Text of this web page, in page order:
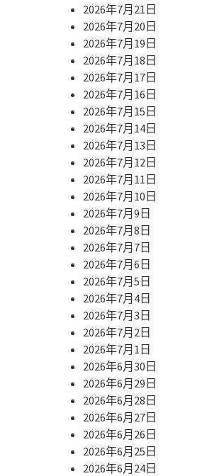
2026年7月21日
2026年7月20日
2026年7月19日
2026年7月18日
2026年7月17日
2026年7月16日
2026年7月15日
2026年7月14日
2026年7月13日
2026年7月12日
2026年7月11日
2026年7月10日
2026年7月9日
2026年7月8日
2026年7月7日
2026年7月6日
2026年7月5日
2026年7月4日
2026年7月3日
2026年7月2日
2026年7月1日
2026年6月30日
2026年6月29日
2026年6月28日
2026年6月27日
2026年6月26日
2026年6月25日
2026年6月24日